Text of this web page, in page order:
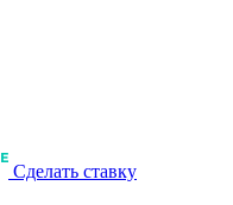
Сделать ставку